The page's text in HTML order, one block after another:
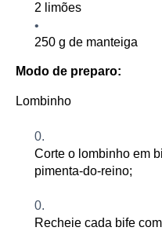
2 limões
250 g de manteiga
Modo de preparo:
Lombinho
Corte o lombinho em
pimenta-do-reino;
Recheie cada bife